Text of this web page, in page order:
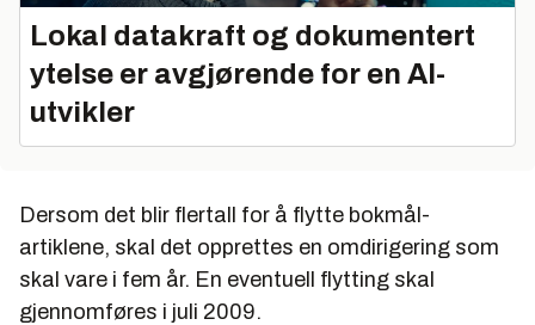
Lokal datakraft og dokumentert
ytelse er avgjørende for en AI-
utvikler
Dersom det blir flertall for å flytte bokmål-
artiklene, skal det opprettes en omdirigering som
skal vare i fem år. En eventuell flytting skal
gjennomføres i juli 2009.